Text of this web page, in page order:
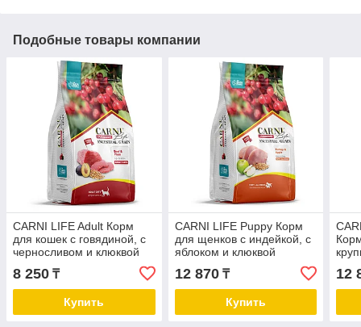
Подобные товары компании
CARNI LIFE Adult Корм
для кошек с говядиной, с
черносливом и клюквой
8 250 ₸
Купить
CARNI LIFE Puppy Корм
для щенков с индейкой, с
яблоком и клюквой
12 870₸
Купить
и
12